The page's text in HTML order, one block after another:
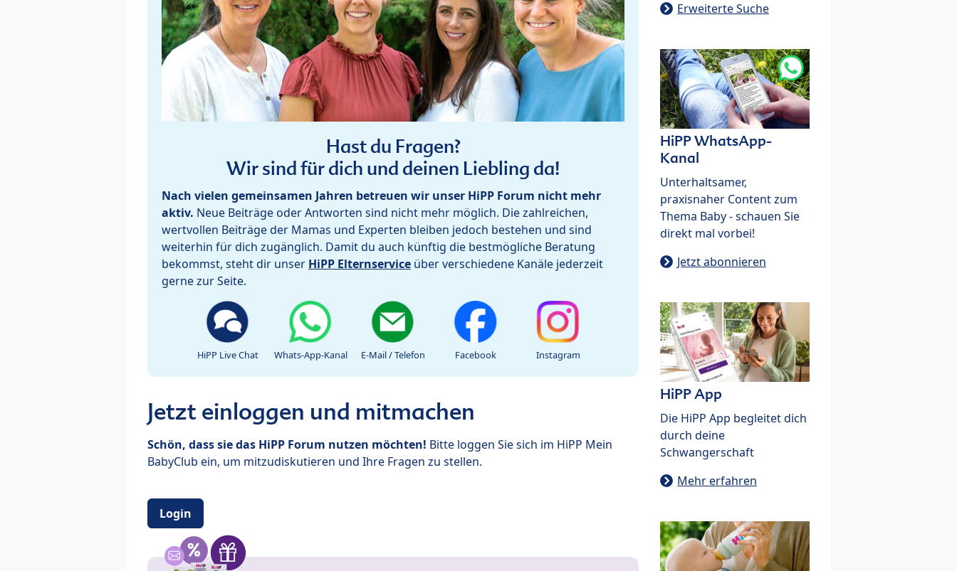
Hast du Fragen?
Wir sind für dich und deinen Liebling da!
Nach vielen gemeinsamen Jahren betreuen wir unser HiPP Forum nicht mehr
aktiv. Neue Beiträge oder Antworten sind nicht mehr möglich. Die zahlreichen,
wertvollen Beiträge der Mamas und Experten bleiben jedoch bestehen und sind
weiterhin für dich zugänglich. Damit du auch künftig die bestmögliche Beratung
bekommst, steht dir unser HiPP Elternservice über verschiedene Kanäle jederzeit
gerne zur Seite.
HiPP Live Chat Whats-App-Kanal E-Mail / Telefon Facebook Instagram
Jetzt einloggen und mitmachen
Schön, dass sie das HiPP Forum nutzen möchten! Bitte loggen Sie sich im HiPP Mein
BabyClub ein, um mitzudiskutieren und Ihre Fragen zu stellen.
Login
Erweiterte Suche
HiPP WhatsApp-
Kanal
Unterhaltsamer,
praxisnaher Content zum
Thema Baby - schauen Sie
direkt mal vorbei!
Jetzt abonnieren
HiPP App
Die HiPP App begleitet dich
durch deine
Schwangerschaft
Mehr erfahren